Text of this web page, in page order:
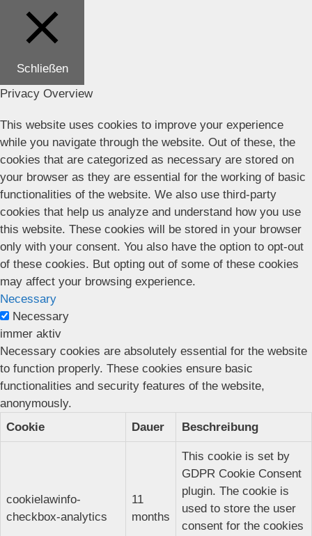
Schließen
Privacy Overview
This website uses cookies to improve your experience
while you navigate through the website. Out of these, the
cookies that are categorized as necessary are stored on
your browser as they are essential for the working of basic
functionalities of the website. We also use third-party
cookies that help us analyze and understand how you use
this website. These cookies will be stored in your browser
only with your consent. You also have the option to opt-out
of these cookies. But opting out of some of these cookies
may affect your browsing experience.
Necessary
Necessary
immer aktiv
Necessary cookies are absolutely essential for the website
to function properly. These cookies ensure basic
functionalities and security features of the website,
anonymously.
Cookie
Dauer Beschreibung
cookielawinfo-
checkbox-analytics
11
months
This cookie is set by
GDPR Cookie Consent
plugin. The cookie is
used to store the user
consent for the cookies